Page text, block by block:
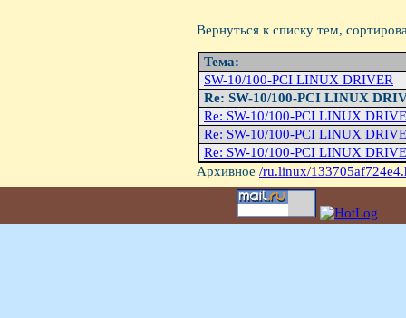
Вернуться к списку тем,
Тема:
SW-10/100-PCI LINUX DRIVER
Re: SW-10/100-PCI LINUX
Re: SW-10/100-PCI LINUX
Re: SW-10/100-PCI LINUX
Re: SW-10/100-PCI LINUX
Архивное /ru.linux/